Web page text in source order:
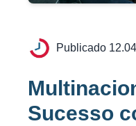
Publicado
Sucesso